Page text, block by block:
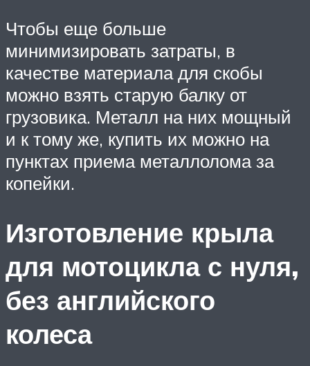
Чтобы еще больше
минимизировать затраты, в
качестве материала для скобы
можно взять старую балку от
грузовика. Металл на них мощный
и к тому же, купить их можно на
пунктах приема металлолома за
копейки.
Изготовление крыла
для мотоцикла с нуля,
без английского
колеса